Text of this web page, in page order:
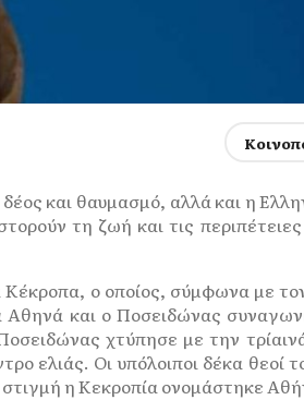
και θαυμασμό, αλλά και η
τη ζωή και τις
Κέκροπα, ο οποίος, σύμφωνα με
και ο Ποσειδώνας
χτύπησε με την
ελιάς. Οι υπόλοιποι δέκα θεοί
η Κεκροπία ονομάστηκε